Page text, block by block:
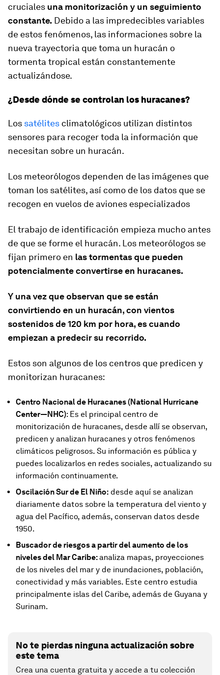
cruciales una monitorización y un seguimiento
constante. Debido a las impredecibles variables
de estos fenómenos, las informaciones sobre la
nueva trayectoria que toma un huracán o
tormenta tropical están constantemente
actualizándose.
¿Desde dónde se controlan los huracanes?
Los satélites climatológicos utilizan distintos
sensores para recoger toda la información que
necesitan sobre un huracán.
Los meteorólogos dependen de las imágenes que
toman los satélites, así como de los datos que se
recogen en vuelos de aviones especializados
El trabajo de identificación empieza mucho antes
de que se forme el huracán. Los meteorólogos se
fijan primero en las tormentas que pueden
potencialmente convertirse en huracanes.
Y una vez que observan que se están
convirtiendo en un huracán, con vientos
sostenidos de 120 km por hora, es cuando
empiezan a predecir su recorrido.
Estos son algunos de los centros que predicen y
monitorizan huracanes:
Centro Nacional de Huracanes (National Hurricane
Center—NHC): Es el principal centro de
monitorización de huracanes, desde allí se observan,
predicen y analizan huracanes y otros fenómenos
climáticos peligrosos. Su información es pública y
puedes localizarlos en redes sociales, actualizando su
información continuamente.
Oscilación Sur de El Niño: desde aquí se analizan
diariamente datos sobre la temperatura del viento y
agua del Pacífico, además, conservan datos desde
1950.
Buscador de riesgos a partir del aumento de los
niveles del Mar Caribe:analiza mapas, proyecciones
de los niveles del mar y de inundaciones, población,
conectividad y más variables. Este centro estudia
principalmente islas del Caribe, además de Guyana y
Surinam.
No te pierdas ninguna actualización sobre
este tema
Crea una cuenta gratuita y accede a tu colección